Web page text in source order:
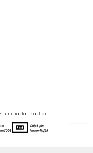
Tüm hakları saklıdır.